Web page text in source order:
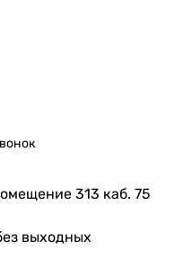
313 каб. 75
выходных